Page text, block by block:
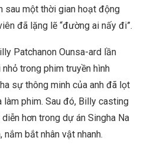
sau một thời gian hoạt động
đã lặng lẽ “đường ai nấy đi”.
Patchanon Ounsa-ard lần
trong phim truyền hình
sự thông minh của anh đã lọt
làm phim. Sau đó, Billy casting
hơn trong dự án Singha Na
nắm bắt nhân vật nhanh.